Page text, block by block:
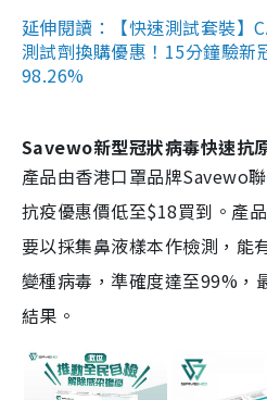
延伸閱讀：【快速測試套裝】
測試劑換購優惠！15分鐘驗新
98.26%
Savewo新型冠狀病毒快速抗
產品由香港口罩品牌Savewo
抗疫優惠價低至$18買到。產
要以採集鼻液樣本作檢測，
變種病毒，準確度達至99%，
結果。